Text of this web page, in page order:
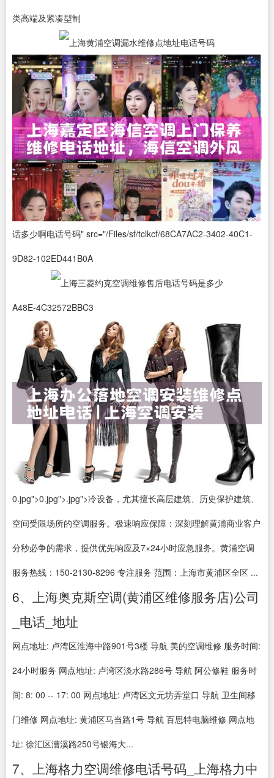
类高端及紧凑型制
话多少啊电话号码" src="/Files/sf/tclkcf/68CA7AC2-3402-40C1-
9D82-102ED441B0A
A48E-4C32572BBC3
0.jpg">0.jpg">.jpg">冷设备，尤其擅长高层建筑、历史保护建筑、
空间受限场所的空调服务。极速响应保障：深刻理解黄浦商业客户
分秒必争的需求，提供优先响应及7×24小时应急服务。黄浦空调
服务热线：150-2130-8296 专注服务 范围：上海市黄浦区全区 ...
6、上海奥克斯空调(黄浦区维修服务店)公司
_电话_地址
网点地址: 卢湾区淮海中路901号3楼 导航 美的空调维修 服务时间:
24小时服务 网点地址: 卢湾区淡水路286号 导航 阿公修鞋 服务时
间: 8: 00 -- 17: 00 网点地址: 卢湾区文元坊弄堂口 导航 卫生间移
门维修 网点地址: 黄浦区马当路1号 导航 百思特电脑维修 网点地
址: 徐汇区漕溪路250号银海大...
7、上海格力空调维修电话号码_上海格力中